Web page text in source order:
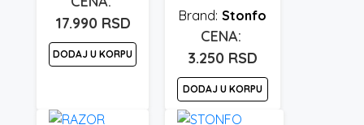
17.990 RSD
DODAJ U KORPU
Stonfo
3.250 RSD
DODAJ U KORPU